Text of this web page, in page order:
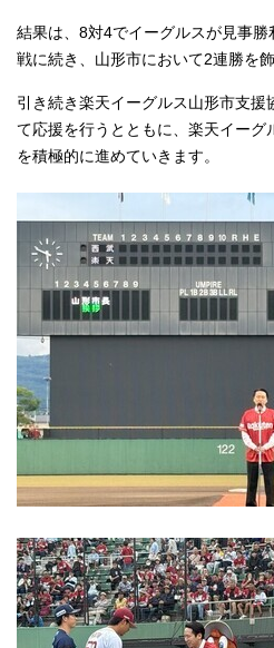
結果は、8対4でイーグルスが見事
戦に続き、山形市において2連勝を飾
引き続き楽天イーグルス山形市支援
て応援を行うとともに、楽天イーグ
を積極的に進めていきます。